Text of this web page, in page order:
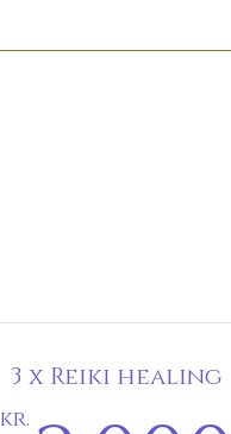
3 x Reiki healing
kr.